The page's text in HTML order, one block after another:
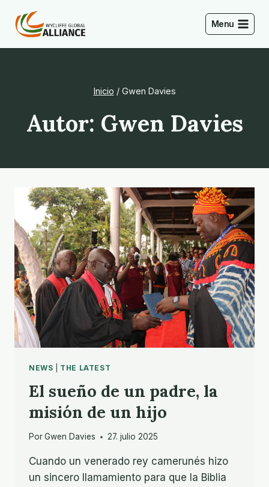
Contenido
Menu
Inicio / Gwen Davies
Autor: Gwen Davies
NEWS THE LATEST
El sueño de un padre, la
misión de un hijo
PorGwen Davies 27. julio 2025
Cuando un venerado rey camerunés hizo
un sincero llamamiento para que la Biblia